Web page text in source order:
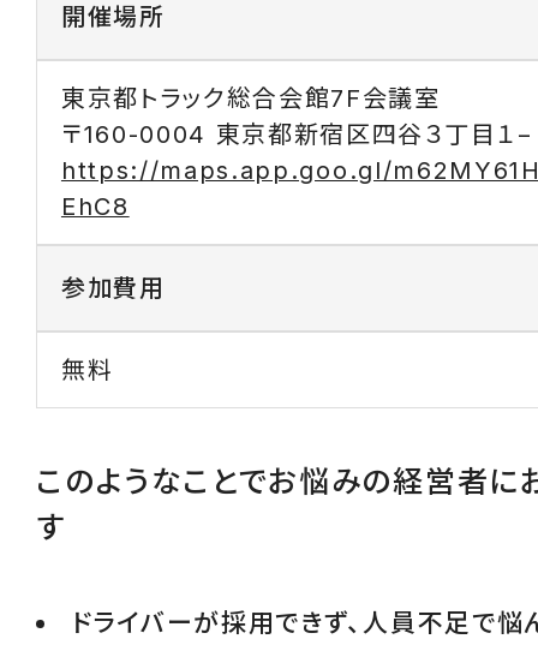
開催場所
東京都トラック総合会館7F会議室
〒160-0004 東京都新宿区四谷３丁目１−
https://maps.app.goo.gl/
EhC8
参加費用
無料
このようなことでお悩みの経営者に
す
ドライバーが採用できず、人員不足で悩